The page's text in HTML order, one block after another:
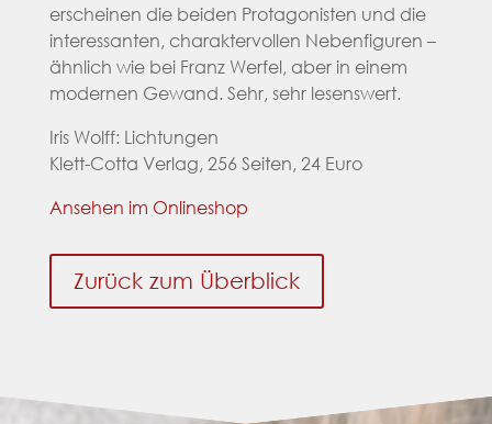
erscheinen die beiden Protagonisten und die
interessanten, charaktervollen Nebenfiguren –
ähnlich wie bei Franz Werfel, aber in einem
modernen Gewand. Sehr, sehr lesenswert.
Iris Wolff: Lichtungen
Klett-Cotta Verlag, 256 Seiten, 24 Euro
Ansehen im Onlineshop
Zurück zum Überblick